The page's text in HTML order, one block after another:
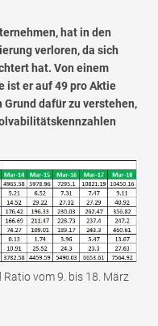
hat in den
verloren, da sich
hat. Von einem
ist er auf 49 pro Aktie
Grund dafür zu verstehen,
vom 9. bis 18. März